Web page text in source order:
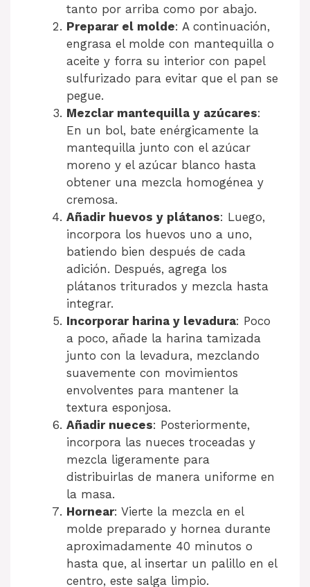
tanto por arriba como por abajo.
Preparar el molde: A continuación,
engrasa el molde con mantequilla o
aceite y forra su interior con papel
sulfurizado para evitar que el pan se
pegue.
Mezclar mantequilla y azúcares:
En un bol, bate enérgicamente la
mantequilla junto con el azúcar
moreno y el azúcar blanco hasta
obtener una mezcla homogénea y
cremosa.
Añadir huevos y plátanos: Luego,
incorpora los huevos uno a uno,
batiendo bien después de cada
adición. Después, agrega los
plátanos triturados y mezcla hasta
integrar.
Incorporar harina y levadura: Poco
a poco, añade la harina tamizada
junto con la levadura, mezclando
suavemente con movimientos
envolventes para mantener la
textura esponjosa.
Añadir nueces: Posteriormente,
incorpora las nueces troceadas y
mezcla ligeramente para
distribuirlas de manera uniforme en
la masa.
Hornear: Vierte la mezcla en el
molde preparado y hornea durante
aproximadamente 40 minutos o
hasta que, al insertar un palillo en el
centro, este salga limpio.